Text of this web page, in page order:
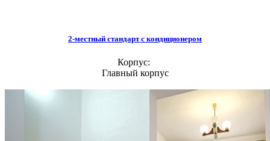
2-местный стандарт с кондиционером
Корпус:
Главный корпус